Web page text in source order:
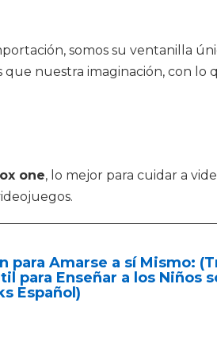
somos su ventanilla
nuestra imaginación, con
one, lo mejor para cuidar a
para Amarse a sí Mismo:
para Enseñar a los Niños
Español)